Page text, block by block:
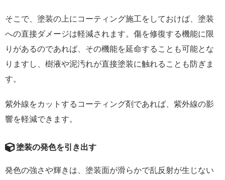
そこで、塗装の上にコーティング施工をしておけば、塗装
への直接ダメージは軽減されます。傷を修復する機能に限
りがあるのであれば、その機能を延命することも可能とな
りますし、樹液や泥汚れが直接塗装に触れることも防ぎま
す。
紫外線をカットするコーティング剤であれば、紫外線の影
響を軽減できます。
塗装の発色を引き出す
発色の強さや輝きは、塗装面が滑らかで乱反射が生じない